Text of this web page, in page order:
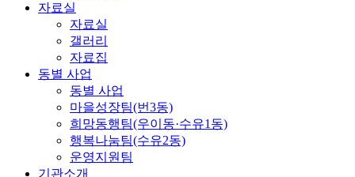
자료실
자료실
갤러리
자료집
동별 사업
동별 사업
마을성장팀(번3동)
희망동행팀(우이동·수유1동)
행복나눔팀(수유2동)
운영지원팀
기관소개